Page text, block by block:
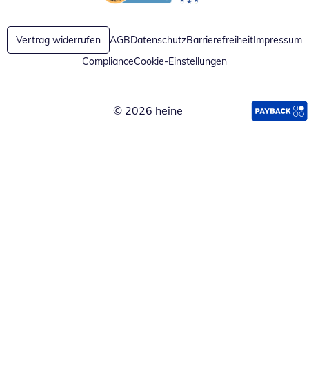
Öffnet in neuem FensterÖffnet in neuem Fenster
Vertrag widerrufen AGBDatenschutzBarrierefreiheitImpressum
ComplianceCookie-Einstellungen
© 2026 heine